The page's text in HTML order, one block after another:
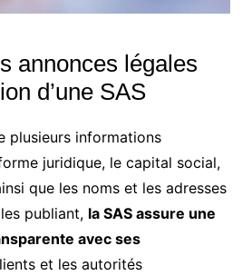
annonces légales
d’une SAS
plusieurs informations
juridique, le capital social,
que les noms et les adresses
publiant, la SAS assure une
avec ses
et les autorités